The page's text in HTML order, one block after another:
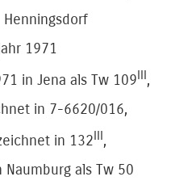
Henningsdorf
1971
in Jena als Tw 109III,
in 7-6620/016,
in 132III,
als Tw 50